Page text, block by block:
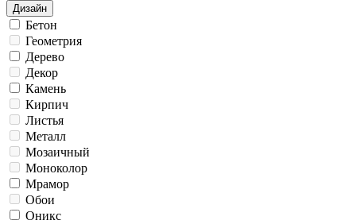
Дизайн
Бетон
Геометрия
Дерево
Декор
Камень
Кирпич
Листья
Металл
Мозаичный
Моноколор
Мрамор
Обои
Оникс